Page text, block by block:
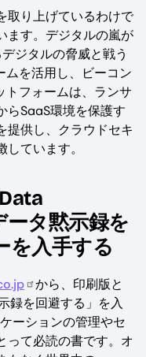
取り上げているわけで
ます。デジタルの嵐が
ジタルの脅威と戦う
を活用し、ビーコン
フォームは、ランサ
らSaaS環境を保護す
提供し、クラウドセキ
ています。
タ黙示録を
を入手する
から、印刷版と
録を回避する」を入
ーションの管理やセ
って必読の書です。オ